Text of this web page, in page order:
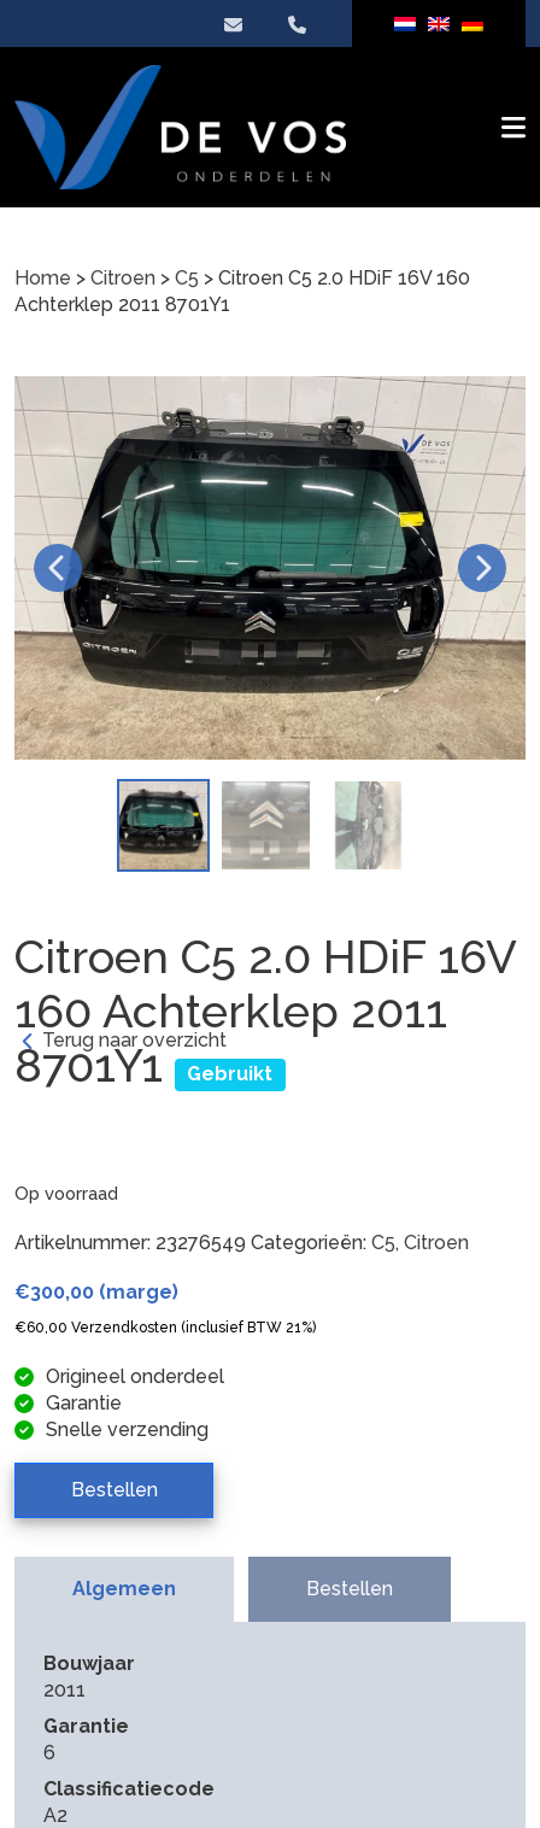
Home > Citroen > C5 > Citroen C5 2.0 HDiF 16V 160
Achterklep 2011 8701Y1
Citroen C5 2.0 HDiF 16V
160 Achterklep 2011
8701Y1 Gebruikt
Terug naar overzicht
Op voorraad
Artikelnummer: 23276549 Categorieën: C5, Citroen
€300,00 (marge)
€60,00 Verzendkosten (inclusief BTW 21%)
Origineel onderdeel
Garantie
Snelle verzending
Bestellen
Algemeen Bestellen
Bouwjaar
2011
Garantie
6
Classificatiecode
A2